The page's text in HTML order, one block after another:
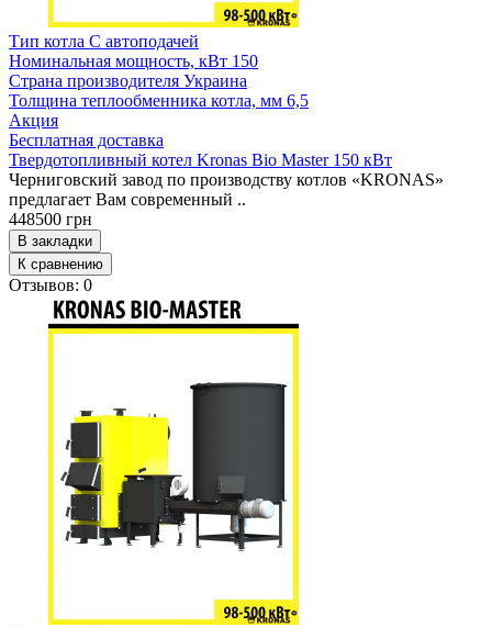
Тип котла С автоподачей
Номинальная мощность, кВт 150
Страна производителя Украина
Толщина теплообменника котла, мм 6,5
Акция
Бесплатная доставка
Твердотопливный котел Kronas Bio Master 150 кВт
Черниговский завод по производству котлов «KRONAS»
предлагает Вам современный ..
448500 грн
В закладки
К сравнению
Отзывов: 0